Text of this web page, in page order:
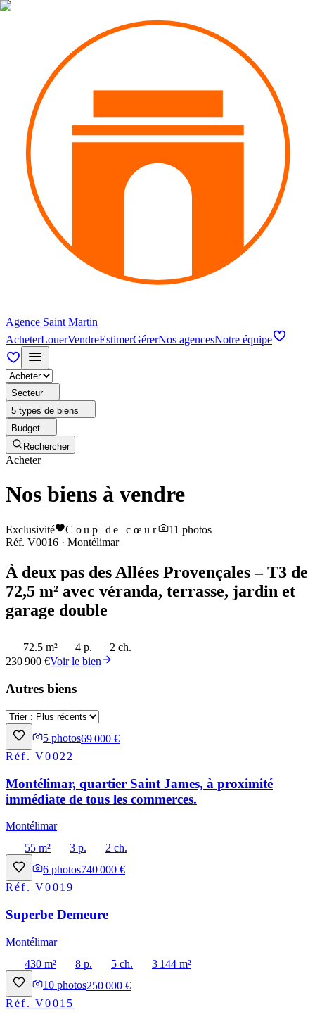
Agence Saint Martin
AcheterLouerVendreEstimerGérerNos agencesNotre équipe
Secteur
5 types de biens
Budget
Rechercher
Acheter
Nos biens à vendre
Exclusivité Coup de cœur 11 photos
Réf. V0016 · Montélimar
À deux pas des Allées Provençales – T3 de
72,5 m² avec véranda, terrasse, jardin et
garage double
72.5 m² 4 p.
2 ch.
230 900 €Voir le bien
Autres biens
5 photos69 000 €
Réf.V0022
Montélimar, quartier Saint James, à proximité
immédiate de tous les commerces.
Montélimar
55 m²
3 p.
2 ch.
6 photos740 000 €
Réf.V0019
Superbe Demeure
Montélimar
430 m²
8 p. 5 ch.
3 144 m²
10 photos250 000 €
Réf.V0015